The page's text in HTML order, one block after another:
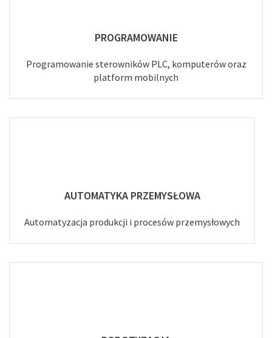
PROGRAMOWANIE
Programowanie sterowników PLC, komputerów oraz
platform mobilnych
AUTOMATYKA PRZEMYSŁOWA
Automatyzacja produkcji i procesów przemysłowych